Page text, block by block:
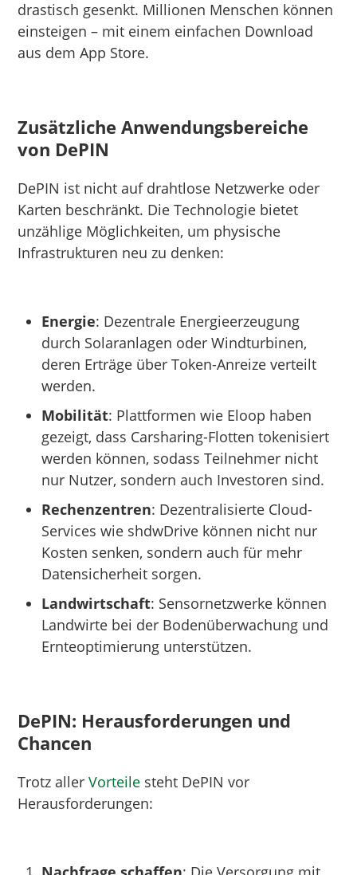
drastisch gesenkt. Millionen Menschen können
einsteigen – mit einem einfachen Download
aus dem App Store.
Zusätzliche Anwendungsbereiche
von DePIN
DePIN ist nicht auf drahtlose Netzwerke oder
Karten beschränkt. Die Technologie bietet
unzählige Möglichkeiten, um physische
Infrastrukturen neu zu denken:
Energie: Dezentrale Energieerzeugung
durch Solaranlagen oder Windturbinen,
deren Erträge über Token-Anreize verteilt
werden.
Mobilität: Plattformen wie Eloop haben
gezeigt, dass Carsharing-Flotten tokenisiert
werden können, sodass Teilnehmer nicht
nur Nutzer, sondern auch Investoren sind.
Rechenzentren: Dezentralisierte Cloud-
Services wie shdwDrive können nicht nur
Kosten senken, sondern auch für mehr
Datensicherheit sorgen.
Landwirtschaft: Sensornetzwerke können
Landwirte bei der Bodenüberwachung und
Ernteoptimierung unterstützen.
DePIN: Herausforderungen und
Chancen
Trotz allerVorteile steht DePIN vor
Herausforderungen: